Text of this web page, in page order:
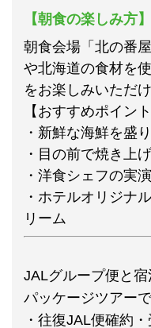
【朝食の楽しみ方】
朝食会場「北の番
や北海道の食材を
をお楽しみいただけ
【おすすめポイント
・新鮮な海鮮を盛
・目の前で焼き上
・洋食シェフの実
・ホテルオリジナ
リーム
JALグループ便と
パッケージツアーで
・往復JAL便確約